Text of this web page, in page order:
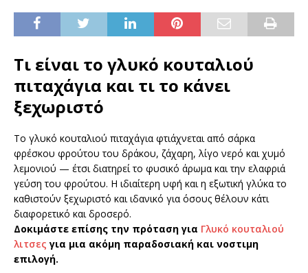
Τι είναι το γλυκό κουταλιού
πιταχάγια και τι το κάνει
ξεχωριστό
Το γλυκό κουταλιού πιταχάγια φτιάχνεται από σάρκα
φρέσκου φρούτου του δράκου, ζάχαρη, λίγο νερό και χυμό
λεμονιού — έτσι διατηρεί το φυσικό άρωμα και την ελαφριά
γεύση του φρούτου. Η ιδιαίτερη υφή και η εξωτική γλύκα το
καθιστούν ξεχωριστό και ιδανικό για όσους θέλουν κάτι
διαφορετικό και δροσερό.
Δοκιμάστε επίσης την πρόταση για Γλυκό κουταλιού
λιτσες για μια ακόμη παραδοσιακή και νοστιμη
επιλογή.